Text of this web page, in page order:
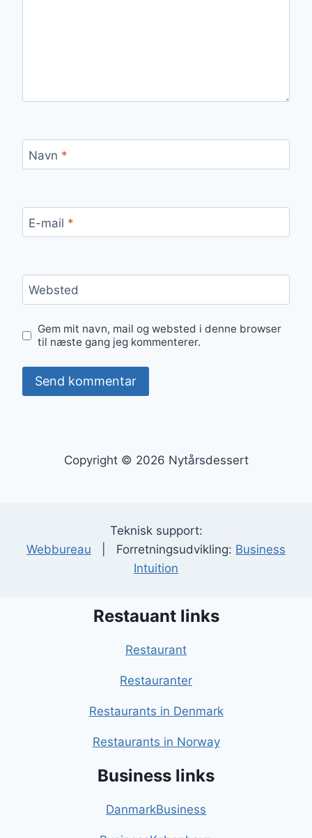
Navn *
E-mail *
Websted
Gem mit navn, mail og websted i denne browser
til næste gang jeg kommenterer.
Copyright © 2026 Nytårsdessert
Teknisk support:
Webbureau | Forretningsudvikling: Business
Intuition
Restauant links
Restaurant
Restauranter
Restaurants in Denmark
Restaurants in Norway
Business links
DanmarkBusiness